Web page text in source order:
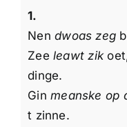
Media
Over mij
Overige Informatie
1.
Nen dwoas zeg
Zeeleawt zik
dinge.
Gin meanske op
t zinne.